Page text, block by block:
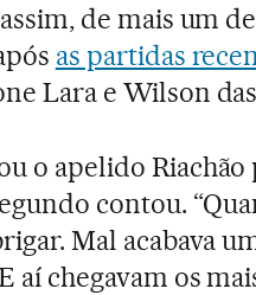
de mais um
as partidas
Lara e Wilson
o apelido Riachão
contou.
Mal acabava
aí chegavam os